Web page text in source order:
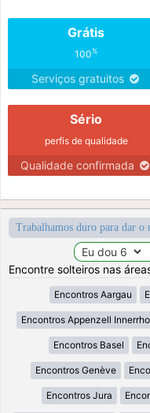
Grátis
100%
Serviços gratuitos
Sério
perfis de qualidade
Qualidade confirmada
Trabalhamos duro para dar
Encontre solteiros nas
Encontros Aargau
Encontros Appenzell
Encontros Basel
Encontros Genève
Encontros Jura